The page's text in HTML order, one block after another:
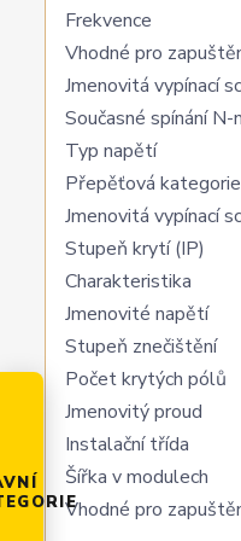
Frekvence
Vhodné pro
Jmenovitá vypínací
Současné spínání
Typ napětí
Přepěťová kategorie
Jmenovitá vypínací
Stupeň krytí (IP)
Charakteristika
Jmenovité napětí
Stupeň znečištění
Počet krytých pólů
Jmenovitý proud
Instalační třída
Šířka v modulech
Vhodné pro